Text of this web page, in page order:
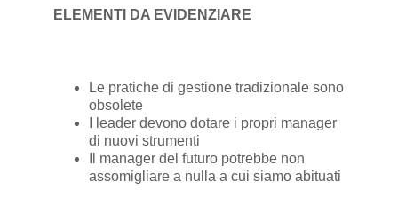
ELEMENTI DA EVIDENZIARE
Le pratiche di gestione tradizionale sono
obsolete
I leader devono dotare i propri manager
di nuovi strumenti
Il manager del futuro potrebbe non
assomigliare a nulla a cui siamo abituati